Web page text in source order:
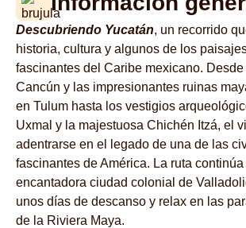
Descubriendo Yucatán, un recorrido
historia, cultura y algunos de los
fascinantes del Caribe mexicano.
Cancún y las impresionantes ruinas
en Tulum hasta los vestigios
Uxmal y la majestuosa Chichén Itzá, el
adentrarse en el legado de una de las
fascinantes de América. La ruta continúa
encantadora ciudad colonial de
unos días de descanso y relax en las
de la Riviera Maya.